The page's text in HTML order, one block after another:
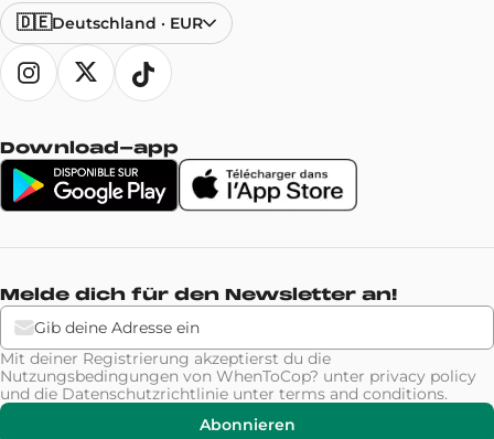
🇩🇪Deutschland · EUR
Download-app
Melde dich für den Newsletter an!
Mit deiner Registrierung akzeptierst du die
Nutzungsbedingungen von WhenToCop? unter privacy policy
und die Datenschutzrichtlinie unter terms and conditions.
Abonnieren